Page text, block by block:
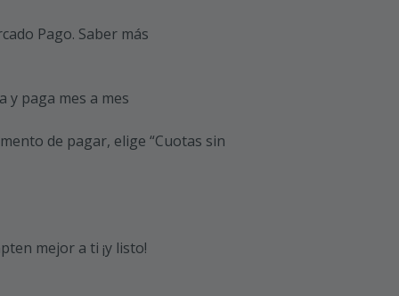
Pago. Saber más
y paga mes a mes
de pagar, elige “Cuotas sin
mejor a ti ¡y listo!